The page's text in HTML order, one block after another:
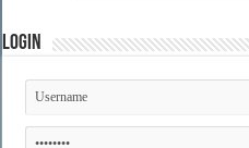
Login